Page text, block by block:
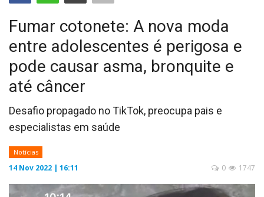
CONTATO
LOGIN
CADASTRAR
CADERNO S
JORNAL DIGITAL
Fumar cotonete: A nova moda
entre adolescentes é perigosa e
pode causar asma, bronquite e
até câncer
Desafio propagado no TikTok, preocupa pais e
especialistas em saúde
Notícias
14 Nov 2022 | 16:11 1747
0